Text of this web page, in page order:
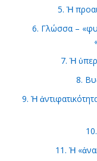
5. Ἡ
6. Γλώσσα –
7. Ἡ
8.
9. Ἡ
11. Ἡ